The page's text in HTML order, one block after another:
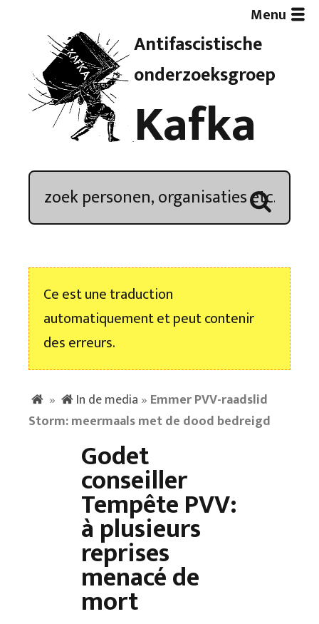
Antifascistische
onderzoeksgroep
Kafka
Menu
Artikelen
Demonstratieoverzicht
Kroniek
Nieuwsbrief
Ce est une traduction
automatiquement et peut contenir
des erreurs.
» In de media » Emmer PVV-raadslid
Storm: meermaals met de dood bedreigd
Godet
conseiller
Tempête PVV:
à plusieurs
reprises
menacé de
mort